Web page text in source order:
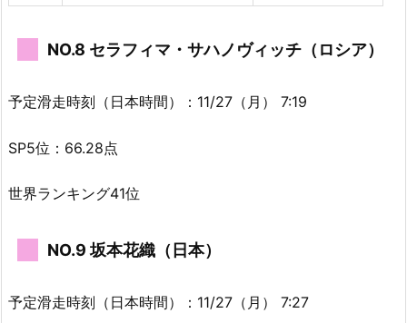
NO.8 セラフィマ・サハノヴィッチ（ロシア）
予定滑走時刻（日本時間）：11/27（月） 7:19
SP5位：66.28点
世界ランキング41位
NO.9 坂本花織（日本）
予定滑走時刻（日本時間）：11/27（月） 7:27